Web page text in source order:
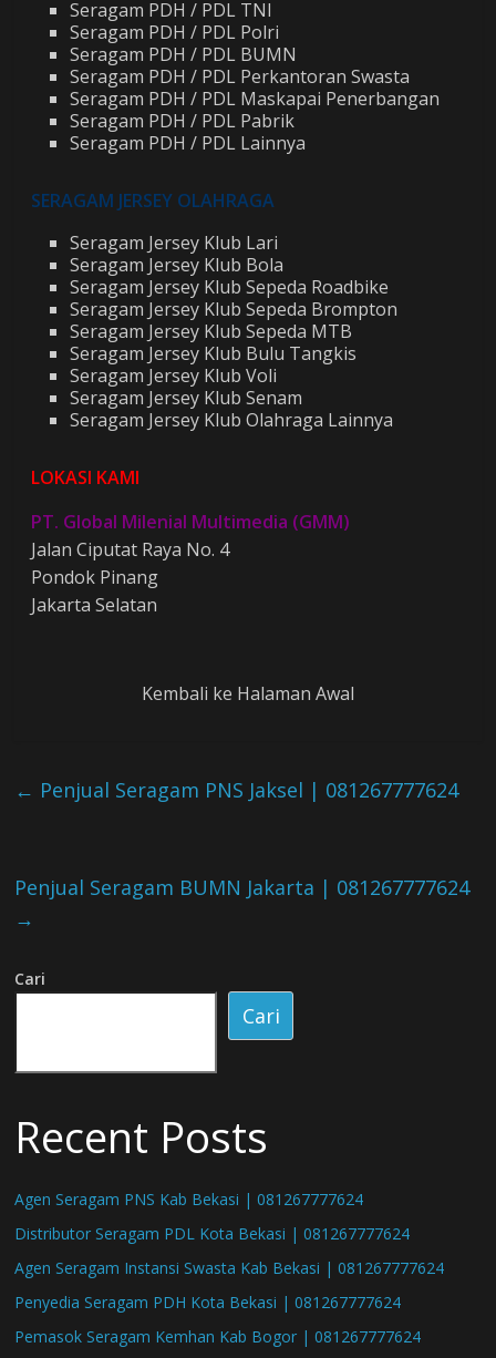
Seragam PDH / PDL TNI
Seragam PDH / PDL Polri
Seragam PDH / PDL BUMN
Seragam PDH / PDL Perkantoran Swasta
Seragam PDH / PDL Maskapai Penerbangan
Seragam PDH / PDL Pabrik
Seragam PDH / PDL Lainnya
SERAGAM JERSEY OLAHRAGA
Seragam Jersey Klub Lari
Seragam Jersey Klub Bola
Seragam Jersey Klub Sepeda Roadbike
Seragam Jersey Klub Sepeda Brompton
Seragam Jersey Klub Sepeda MTB
Seragam Jersey Klub Bulu Tangkis
Seragam Jersey Klub Voli
Seragam Jersey Klub Senam
Seragam Jersey Klub Olahraga Lainnya
LOKASI KAMI
PT. Global Milenial Multimedia (GMM)
Jalan Ciputat Raya No. 4
Pondok Pinang
Jakarta Selatan
Kembali ke Halaman Awal
← Penjual Seragam PNS Jaksel | 081267777624
Penjual Seragam BUMN Jakarta | 081267777624
→
Cari
Cari
Recent Posts
Agen Seragam PNS Kab Bekasi | 081267777624
Distributor Seragam PDL Kota Bekasi | 081267777624
Agen Seragam Instansi Swasta Kab Bekasi | 081267777624
Penyedia Seragam PDH Kota Bekasi | 081267777624
Pemasok Seragam Kemhan Kab Bogor | 081267777624